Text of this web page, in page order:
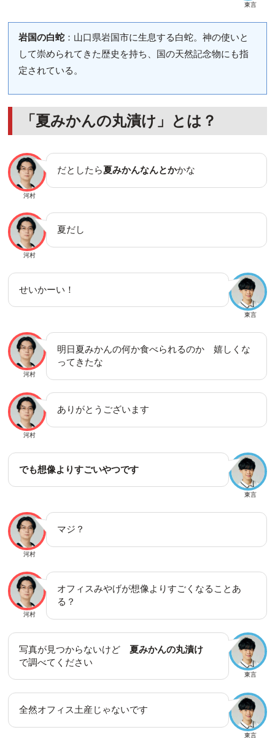
東言
岩国の白蛇：山口県岩国市に生息する白蛇。神の使いと
して崇められてきた歴史を持ち、国の天然記念物にも指
定されている。
「夏みかんの丸漬け」とは？
河村
だとしたら夏みかんなんとかかな
河村
夏だし
東言
せいかーい！
河村
明日夏みかんの何か食べられるのか 嬉しくな
ってきたな
河村
ありがとうございます
東言
でも想像よりすごいやつです
河村
マジ？
河村
オフィスみやげが想像よりすごくなることあ
る？
東言
写真が見つからないけど 夏みかんの丸漬け
で調べてください
東言
全然オフィス土産じゃないです